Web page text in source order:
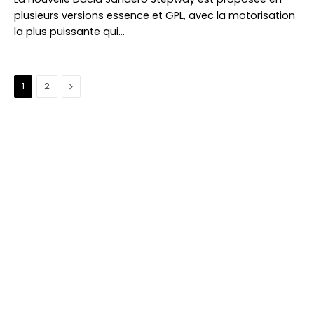
plusieurs versions essence et GPL, avec la motorisation
la plus puissante qui…
1 2 Suivant